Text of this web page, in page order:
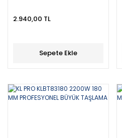
2.940,00 TL
Sepete Ekle